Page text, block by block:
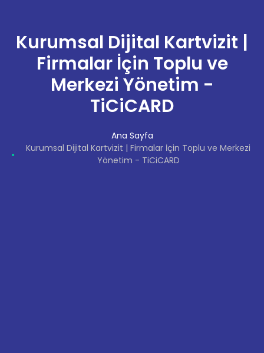
Kurumsal Dijital Kartvizit |
Firmalar İçin Toplu ve
Merkezi Yönetim -
TiCiCARD
Ana Sayfa
Kurumsal Dijital Kartvizit | Firmalar İçin Toplu ve Merkezi
Yönetim - TiCiCARD